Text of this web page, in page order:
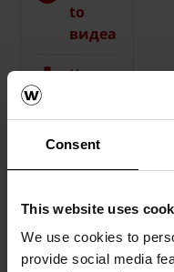
Consent
This website uses
We use cookies to
provide social media
to
видеа
Каталози,
технички
материјали